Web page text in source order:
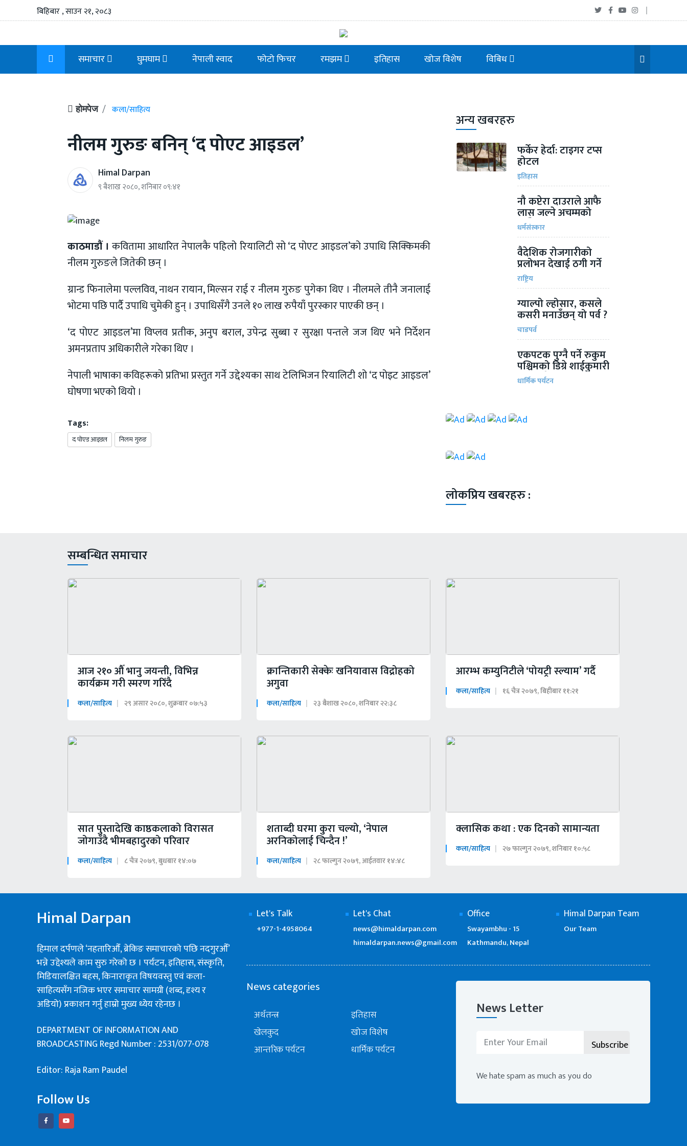
बिहिबार , साउन २१, २०८३
समाचार घुमघाम नेपाली स्वाद फोटो फिचर रमझम इतिहास खोज विशेष विबिध
होमपेज कला/साहित्य
नीलम गुरुङ‍ बनिन् ‘द पोएट आइडल’
Himal Darpan
९ बैशाख २०८०, शनिबार ०९:४१
काठमाडौं । कवितामा आधारित नेपालकै पहिलो रियालिटी सो ‘द पोएट आइडल’को उपाधि सिक्किमकी
नीलम गुरुङले जितेकी छन् ।
ग्रान्ड फिनालेमा पल्लविव, नाथन रायान, मिल्सन राई र नीलम गुरुङ पुगेका थिए । नीलमले तीनै जनालाई
भाेटमा पछि पार्दै उपाधि चुमेकी हुन् । उपाधिसँगै उनले १० लाख रुपैयाँ पुरस्कार पाएकी छन् ।
‘द पोएट आइडल’मा विप्लव प्रतीक, अनुप बराल, उपेन्द्र सुब्बा र सुरक्षा पन्तले जज थिए भने निर्देशन
अमनप्रताप अधिकारीले गरेका थिए ।
नेपाली भाषाका कविहरूको प्रतिभा प्रस्तुत गर्ने उद्देश्यका साथ टेलिभिजन रियालिटी शो ‘द पोइट आइडल’
घोषणा भएको थियो ।
Tags:
द पाेएड आइडल निलम गुरुङ
अन्य खबरहरु
फर्केर हेर्दा: टाइगर टप्स
होटल
इतिहास
नौ कप्टेरा दाउराले आफै
लास जल्ने अचम्मको
ठाऊँ
धर्मसंस्कार
वैदेशिक रोजगारीको
प्रलोभन देखाई ठगी गर्ने
चार जना पक्राउ
राष्ट्रिय
ग्याल्पो ल्होसार, कसले
कसरी मनाउँछन् यो पर्व ?
चाडपर्व
एकपटक पुग्‍नै पर्ने रुकुम
पश्चिमको डिग्रे शाईकुमारी
भगवतीदेवी मन्दिर
धार्मिक पर्यटन
लोकप्रिय खबरहरु :
सम्बन्धित समाचार
आज २१०‍ औँ भानु जयन्ती, विभिन्न
कार्यक्रम गरी स्मरण गरिँदै
कला/साहित्य २९ असार २०८०, शुक्रबार ०७:५३
क्रान्तिकारी सेक्केः खनियावास विद्रोहको
अगुवा
कला/साहित्य २३ बैशाख २०८०, शनिबार २२:३८
आरम्भ कम्युनिटीले ‘पोयट्री स्ल्याम’ गर्दै
कला/साहित्य १६ चैत्र २०७९, बिहीबार ११:२१
सात पुस्तादेखि काष्ठकलाको विरासत
जोगाउँदै भीमबहादुरको परिवार
कला/साहित्य ८ चैत्र २०७९, बुधबार १४:०७
शताब्दी घरमा कुरा चल्यो, ‘नेपाल
अरनिकोलाई चिन्दैन !’
कला/साहित्य २८ फाल्गुन २०७९, आईतवार १४:४८
क्लासिक कथा : एक दिनको सामान्यता
कला/साहित्य २७ फाल्गुन २०७९, शनिबार १०:५८
Himal Darpan
हिमाल दर्पणले ‘नहतारिऔँ, ब्रेकिङ समाचारको पछि नदगुरऔँ’
भन्ने उद्देश्यले काम सुरु गरेको छ । पर्यटन, इतिहास, संस्कृति,
मिडियालक्षित बहस, किनाराकृत विषयवस्तु एवं कला-
साहित्यसँग नजिक भएर समाचार सामग्री (शब्द, दृश्य र
अडियो) प्रकाशन गर्नु हाम्रो मुख्य ध्येय रहेनछ ।
DEPARTMENT OF INFORMATION AND
BROADCASTING Regd Number : 2531/077-078
Editor: Raja Ram Paudel
Follow Us
Let's Talk
+977-1-4958064
Let's Chat
news@himaldarpan.com
himaldarpan.news@gmail.com
Office
Swayambhu - 15
Kathmandu, Nepal
Himal Darpan Team
Our Team
News categories
अर्थतन्त्र
इतिहास
खेलकुद
खोज विशेष
आन्तरिक पर्यटन
धार्मिक पर्यटन
News Letter
We hate spam as much as you do